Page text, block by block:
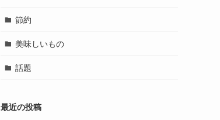
節約
美味しいもの
話題
最近の投稿